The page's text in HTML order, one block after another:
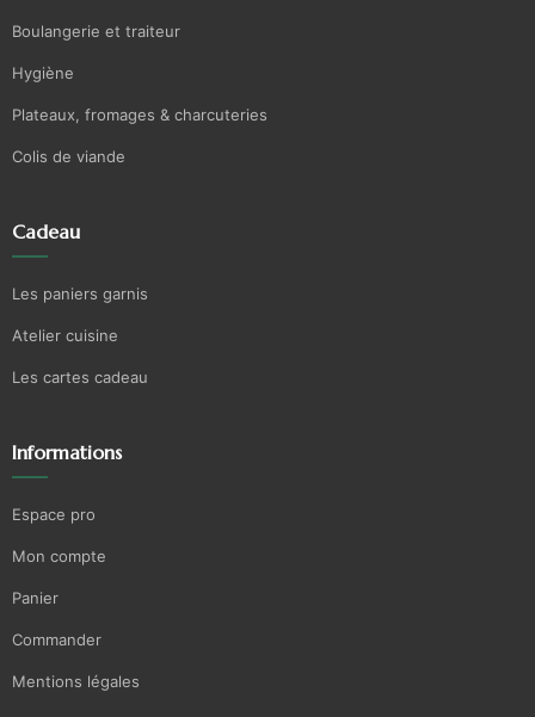
Boulangerie et traiteur
Hygiène
Plateaux, fromages & charcuteries
Colis de viande
Cadeau
Les paniers garnis
Atelier cuisine
Les cartes cadeau
Informations
Espace pro
Mon compte
Panier
Commander
Mentions légales